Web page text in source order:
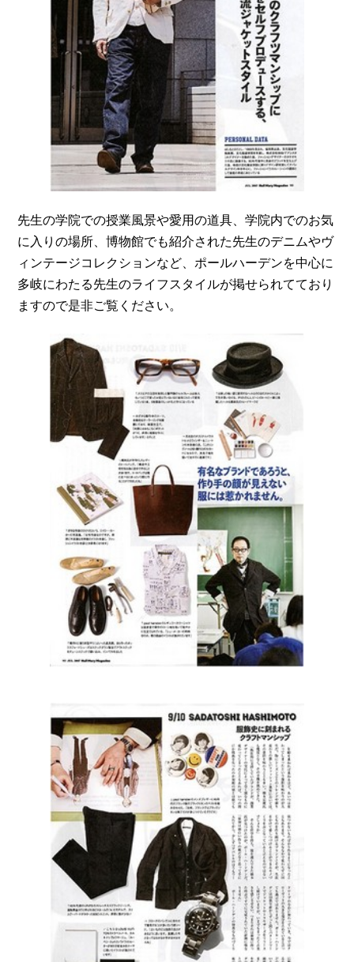
先生の学院での授業風景や愛用の道具、学院内でのお気
に入りの場所、博物館でも紹介された先生のデニムやヴ
ィンテージコレクションなど、ポールハーデンを中心に
多岐にわたる先生のライフスタイルが掲せられてており
ますので是非ご覧ください。